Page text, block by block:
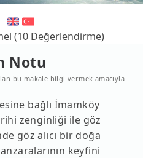
(10 Değerlendirme)
Notu
bu makale bilgi vermek amacıyla
bağlı İmamköy
zenginliği ile göz
göz alıcı bir doğa
keyfini